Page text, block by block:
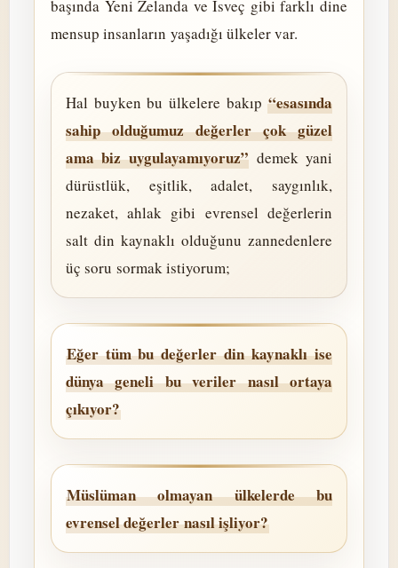
başında Yeni Zelanda ve İsveç gibi farklı dine
mensup insanların yaşadığı ülkeler var.
Hal buyken bu ülkelere bakıp“esasında
sahip olduğumuz değerler çok güzel
ama biz uygulayamıyoruz” demek yani
dürüstlük, eşitlik, adalet, saygınlık,
nezaket, ahlak gibi evrensel değerlerin
salt din kaynaklı olduğunu zannedenlere
üç soru sormak istiyorum;
Eğer tüm bu değerler din kaynaklı ise
dünya geneli bu veriler nasıl ortaya
çıkıyor?
Müslüman olmayan ülkelerde bu
evrensel değerler nasıl işliyor?